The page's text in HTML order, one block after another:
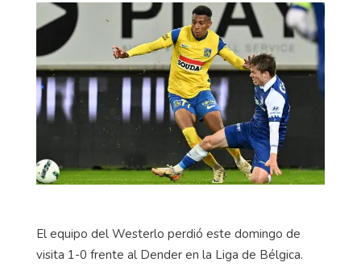
El equipo del Westerlo perdió este domingo de
visita 1-0 frente al Dender en la Liga de Bélgica.